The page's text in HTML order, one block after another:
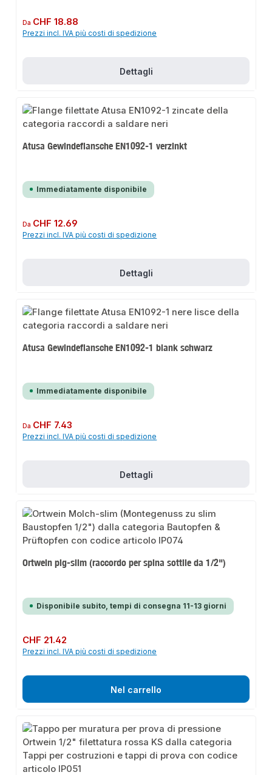
Prezzo normale:
Da CHF 18.88
Prezzi incl. IVA più costi di spedizione
Dettagli
Atusa Gewindeflansche EN1092-1 verzinkt
Immediatamente disponibile
Prezzo normale:
Da CHF 12.69
Prezzi incl. IVA più costi di spedizione
Dettagli
Atusa Gewindeflansche EN1092-1 blank schwarz
Immediatamente disponibile
Prezzo normale:
Da CHF 7.43
Prezzi incl. IVA più costi di spedizione
Dettagli
Ortwein pig-slim (raccordo per spina sottile da 1/2")
Disponibile subito, tempi di consegna 11-13 giorni
Prezzo normale:
CHF 21.42
Prezzi incl. IVA più costi di spedizione
Nel carrello